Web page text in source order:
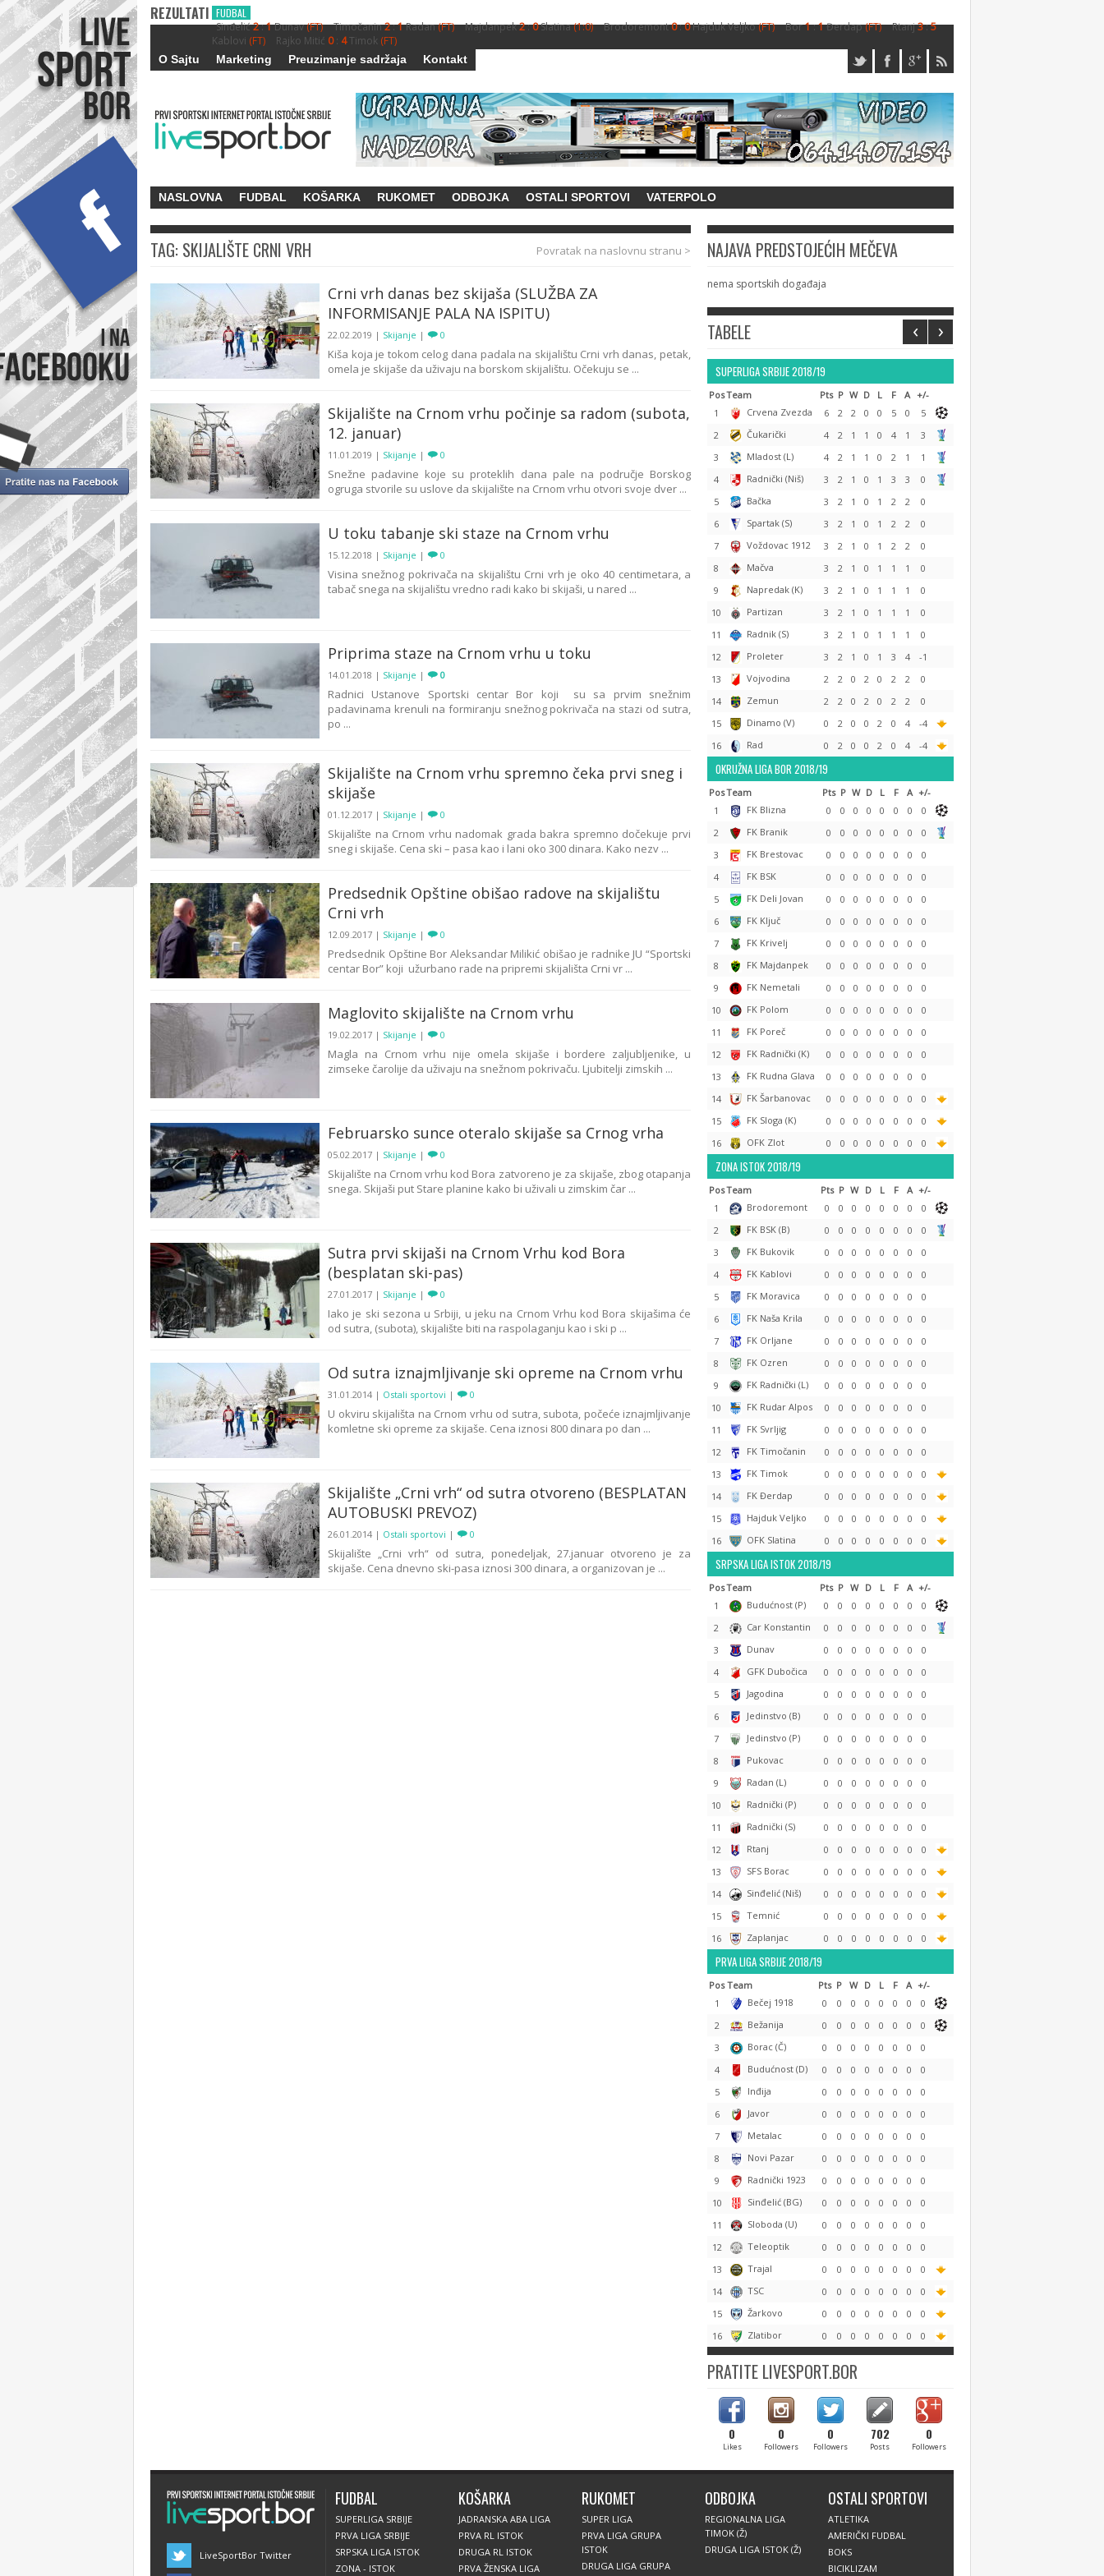
REZULTATI FUDBAL
Sinđelić2:1Dunav(FT) Timočanin2:1Radan(FT) Majdanpek2:0Slatina(1:0) Brodoremont0:0Hajduk Veljko(FT) Bor1:1Đerdap(FT) Rtanj3:5
Kablovi (FT) Rajko Mitić 0: 4Timok (FT)
O Sajtu Marketing Preuzimanje sadržaja Kontakt
NASLOVNA FUDBAL KOŠARKA RUKOMET ODBOJKA OSTALI SPORTOVI VATERPOLO
TAG: SKIJALIŠTE CRNI VRH Povratak na naslovnu stranu >
Crni vrh danas bez skijaša (SLUŽBA ZA
INFORMISANJE PALA NA ISPITU)
22.02.2019 | Skijanje | 0
Kiša koja je tokom celog dana padala na skijalištu Crni vrh danas, petak,
omela je skijaše da uživaju na borskom skijalištu. Očekuju se ...
Skijalište na Crnom vrhu počinje sa radom (subota,
12. januar)
11.01.2019 | Skijanje | 0
Snežne padavine koje su proteklih dana pale na područje Borskog
ogruga stvorile su uslove da skijalište na Crnom vrhu otvori svoje dver ...
U toku tabanje ski staze na Crnom vrhu
15.12.2018 | Skijanje | 0
Visina snežnog pokrivača na skijalištu Crni vrh je oko 40 centimetara, a
tabač snega na skijalištu vredno radi kako bi skijaši, u nared ...
Priprima staze na Crnom vrhu u toku
14.01.2018 | Skijanje | 0
Radnici Ustanove Sportski centar Bor koji su sa prvim snežnim
padavinama krenuli na formiranju snežnog pokrivača na stazi od sutra,
po ...
Skijalište na Crnom vrhu spremno čeka prvi sneg i
skijaše
01.12.2017 | Skijanje | 0
Skijalište na Crnom vrhu nadomak grada bakra spremno dočekuje prvi
sneg i skijaše. Cena ski – pasa kao i lani oko 300 dinara. Kako nezv ...
Predsednik Opštine obišao radove na skijalištu
Crni vrh
12.09.2017 | Skijanje | 0
Predsednik Opštine Bor Aleksandar Milikić obišao je radnike JU “Sportski
centar Bor” koji užurbano rade na pripremi skijališta Crni vr ...
Maglovito skijalište na Crnom vrhu
19.02.2017 | Skijanje | 0
Magla na Crnom vrhu nije omela skijaše i bordere zaljubljenike, u
zimseke čarolije da uživaju na snežnom pokrivaču. Ljubitelji zimskih ...
Februarsko sunce oteralo skijaše sa Crnog vrha
05.02.2017 | Skijanje | 0
Skijalište na Crnom vrhu kod Bora zatvoreno je za skijaše, zbog otapanja
snega. Skijaši put Stare planine kako bi uživali u zimskim čar ...
Sutra prvi skijaši na Crnom Vrhu kod Bora
(besplatan ski-pas)
27.01.2017 | Skijanje | 0
Iako je ski sezona u Srbiji, u jeku na Crnom Vrhu kod Bora skijašima će
od sutra, (subota), skijalište biti na raspolaganju kao i ski p ...
Od sutra iznajmljivanje ski opreme na Crnom vrhu
31.01.2014 | Ostali sportovi | 0
U okviru skijališta na Crnom vrhu od sutra, subota, počeće iznajmljivanje
komletne ski opreme za skijaše. Cena iznosi 800 dinara po dan ...
Skijalište „Crni vrh“ od sutra otvoreno (BESPLATAN
AUTOBUSKI PREVOZ)
26.01.2014 | Ostali sportovi | 0
Skijalište „Crni vrh“ od sutra, ponedeljak, 27.januar otvoreno je za
skijaše. Cena dnevno ski-pasa iznosi 300 dinara, a organizovan je ...
NAJAVA PREDSTOJEĆIH MEČEVA
nema sportskih događaja
TABELE ‹ ›
SUPERLIGA SRBIJE 2018/19
PosTeam Pts P W D L F A +/-
1
Crvena Zvezda 6 2 2 0 0 5 0
5
2
Čukarički 4 2 1 1 0 4 1
3
3
Mladost (L) 4 2 1 1 0 2 1
1
4
Radnički (Niš) 3 2 1 0 1 3 3
0
5
Bačka 3 2 1 0 1 2 2
0
6
Spartak (S) 3 2 1 0 1 2 2
0
7
Voždovac 1912 3 2 1 0 1 2 2
0
8
Mačva 3 2 1 0 1 1 1
0
9
Napredak (K) 3 2 1 0 1 1 1
0
10
Partizan 3 2 1 0 1 1 1
0
11
Radnik (S) 3 2 1 0 1 1 1
0
12
Proleter 3 2 1 0 1 3 4
-1
13
Vojvodina 2 2 0 2 0 2 2
0
14
Zemun 2 2 0 2 0 2 2
0
15
Dinamo (V) 0 2 0 0 2 0 4
-4
16
Rad 0 2 0 0 2 0 4 -4
OKRUŽNA LIGA BOR 2018/19
PosTeam Pts P W D L F A +/-
1
FK Blizna 0 0 0 0 0 0 0
0
2
FK Branik 0 0 0 0 0 0 0
0
3
FK Brestovac 0 0 0 0 0 0 0
0
4
FK BSK 0 0 0 0 0 0 0
0
5
FK Deli Jovan 0 0 0 0 0 0 0
0
6
FK Ključ 0 0 0 0 0 0 0
0
7
FK Krivelj 0 0 0 0 0 0 0
0
8
FK Majdanpek 0 0 0 0 0 0 0
0
9
FK Nemetali 0 0 0 0 0 0 0
0
10
FK Polom 0 0 0 0 0 0 0
0
11
FK Poreč 0 0 0 0 0 0 0
0
12
FK Radnički (K) 0 0 0 0 0 0 0
0
13
FK Rudna Glava 0 0 0 0 0 0 0
0
14
FK Šarbanovac 0 0 0 0 0 0 0
0
15
FK Sloga (K) 0 0 0 0 0 0 0
0
16
OFK Zlot 0 0 0 0 0 0 0 0
ZONA ISTOK 2018/19
PosTeam Pts P W D L F A +/-
1
Brodoremont 0 0 0 0 0 0 0
0
2
FK BSK (B) 0 0 0 0 0 0 0
0
3
FK Bukovik 0 0 0 0 0 0 0
0
4
FK Kablovi 0 0 0 0 0 0 0
0
5
FK Moravica 0 0 0 0 0 0 0
0
6
FK Naša Krila 0 0 0 0 0 0 0
0
7
FK Orljane 0 0 0 0 0 0 0
0
8
FK Ozren 0 0 0 0 0 0 0
0
9
FK Radnički (L) 0 0 0 0 0 0 0
0
10
FK Rudar Alpos 0 0 0 0 0 0 0
0
11
FK Svrljig 0 0 0 0 0 0 0
0
12
FK Timočanin 0 0 0 0 0 0 0
0
13
FK Timok 0 0 0 0 0 0 0
0
14
FK Đerdap 0 0 0 0 0 0 0
0
15
Hajduk Veljko 0 0 0 0 0 0 0
0
16
OFK Slatina 0 0 0 0 0 0 0 0
SRPSKA LIGA ISTOK 2018/19
PosTeam Pts P W D L F A +/-
1
Budućnost (P) 0 0 0 0 0 0 0
0
2
Car Konstantin 0 0 0 0 0 0 0
0
3
Dunav 0 0 0 0 0 0 0
0
4
GFK Dubočica 0 0 0 0 0 0 0
0
5
Jagodina 0 0 0 0 0 0 0
0
6
Jedinstvo (B) 0 0 0 0 0 0 0
0
7
Jedinstvo (P) 0 0 0 0 0 0 0
0
8
Pukovac 0 0 0 0 0 0 0
0
9
Radan (L) 0 0 0 0 0 0 0
0
10
Radnički (P) 0 0 0 0 0 0 0
0
11
Radnički (S) 0 0 0 0 0 0 0
0
12
Rtanj 0 0 0 0 0 0 0
0
13
SFS Borac 0 0 0 0 0 0 0
0
14
Sinđelić (Niš) 0 0 0 0 0 0 0
0
15
Temnić 0 0 0 0 0 0 0
0
16
Zaplanjac 0 0 0 0 0 0 0 0
PRVA LIGA SRBIJE 2018/19
Pos Team Pts P W D L F A +/-
1
Bečej 1918 0 0 0 0 0 0 0
0
2
Bežanija 0 0 0 0 0 0 0
0
3
Borac (Č) 0 0 0 0 0 0 0
0
4
Budućnost (D) 0 0 0 0 0 0 0
0
5
Inđija 0 0 0 0 0 0 0
0
6
Javor 0 0 0 0 0 0 0
0
7
Metalac 0 0 0 0 0 0 0
0
8
Novi Pazar 0 0 0 0 0 0 0
0
9
Radnički 1923 0 0 0 0 0 0 0
0
10
Sinđelić (BG) 0 0 0 0 0 0 0
0
11
Sloboda (U) 0 0 0 0 0 0 0
0
12
Teleoptik 0 0 0 0 0 0 0
0
13
Trajal 0 0 0 0 0 0 0
0
14
TSC 0 0 0 0 0 0 0
0
15
Žarkovo 0 0 0 0 0 0 0
0
16
Zlatibor 0 0 0 0 0 0 0 0
PRATITE LIVESPORT.BOR
0
Likes
0
Followers
0
Followers
702
Posts
0
Followers
LiveSportBor Twitter
FUDBAL
SUPERLIGA SRBIJE
PRVA LIGA SRBIJE
SRPSKA LIGA ISTOK
ZONA - ISTOK
KOŠARKA
JADRANSKA ABA LIGA
PRVA RL ISTOK
DRUGA RL ISTOK
PRVA ŽENSKA LIGA
RUKOMET
SUPER LIGA
PRVA LIGA GRUPA
ISTOK
DRUGA LIGA GRUPA
ODBOJKA
REGIONALNA LIGA
TIMOK (Ž)
DRUGA LIGA ISTOK (Ž)
OSTALI SPORTOVI
ATLETIKA
AMERIČKI FUDBAL
BOKS
BICIKLIZAM